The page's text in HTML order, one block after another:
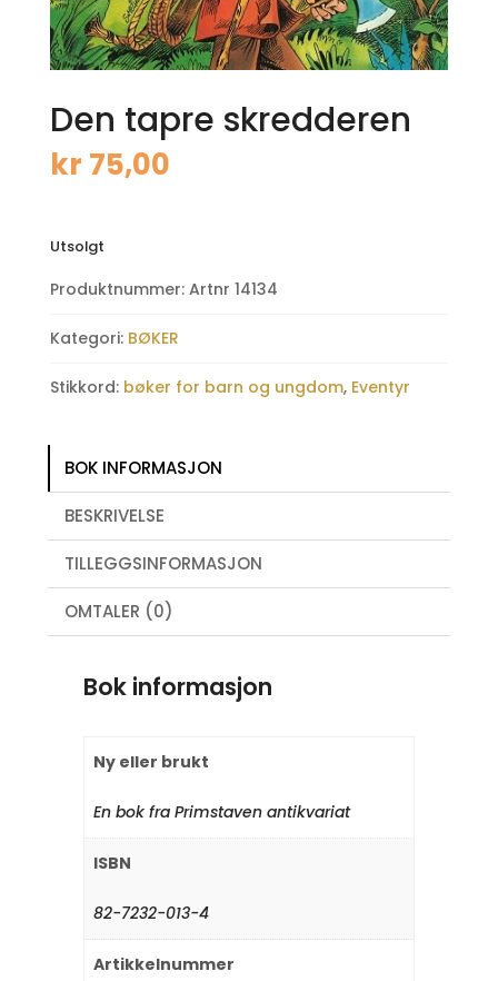
Den tapre skredderen
kr 75,00
Utsolgt
Produktnummer: Artnr 14134
Kategori: BØKER
Stikkord: bøker for barn og ungdom, Eventyr
BOK INFORMASJON
BESKRIVELSE
TILLEGGSINFORMASJON
OMTALER (0)
Bok informasjon
Ny eller brukt
En bok fra Primstaven antikvariat
ISBN
82-7232-013-4
Artikkelnummer